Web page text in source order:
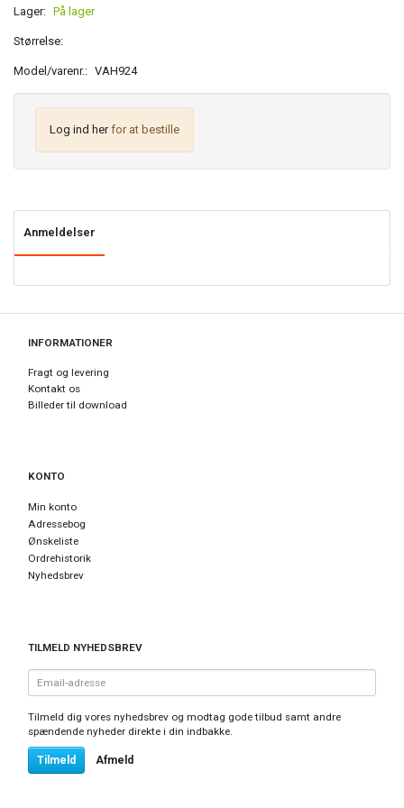
Lager: På lager
Størrelse:
Model/varenr.: VAH924
Log ind herfor at bestille
Anmeldelser
INFORMATIONER
Fragt og levering
Kontakt os
Billeder til download
KONTO
Min konto
Adressebog
Ønskeliste
Ordrehistorik
Nyhedsbrev
TILMELD NYHEDSBREV
adresse
Tilmeld dig vores nyhedsbrev og modtag gode tilbud samt andre
spændende nyheder direkte i din indbakke.
Tilmeld Afmeld